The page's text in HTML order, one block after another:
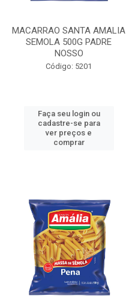
MACARRAO SANTA AMALIA
SEMOLA 500G PADRE
NOSSO
Código: 5201
Faça seu login ou
cadastre-se para
ver preços e
comprar